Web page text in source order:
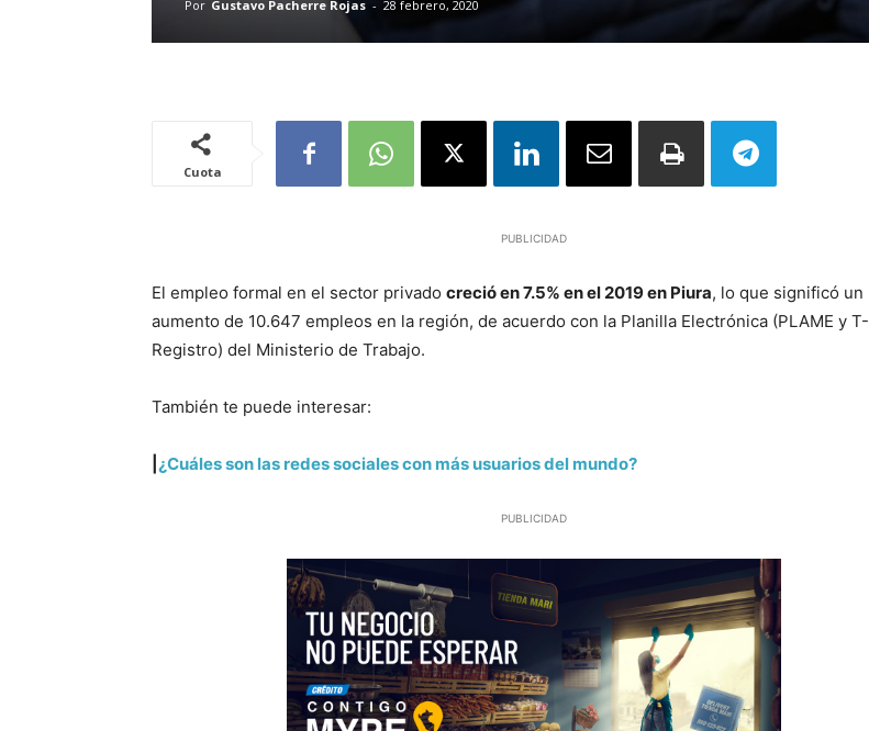
Por Gustavo Pacherre Rojas - 28 febrero, 2020
Cuota
PUBLICIDAD
El empleo formal en el sector privado creció en 7.5% en el 2019 en Piura, lo que significó un
aumento de 10.647 empleos en la región, de acuerdo con la Planilla Electrónica (PLAME y T-
Registro) del Ministerio de Trabajo.
También te puede interesar:
¿Cuáles son las redes sociales con más usuarios del mundo?
PUBLICIDAD